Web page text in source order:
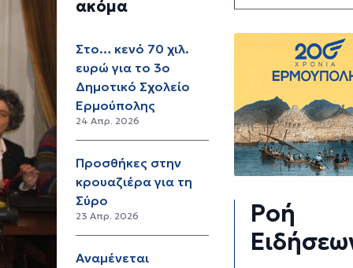
ακόμα
Στο… κενό 70 χιλ.
ευρώ για το 3ο
Δημοτικό Σχολείο
Ερμούπολης
24 Απρ. 2026
Προσθήκες στην
κρουαζιέρα για τη
Σύρο
23 Απρ. 2026
Αναμένεται
Ροή